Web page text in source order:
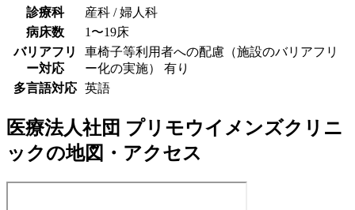
診療科
産科 / 婦人科
病床数
1〜19床
バリアフリ
ー対応
車椅子等利用者への配慮（施設のバリアフリ
ー化の実施） 有り
多言語対応 英語
医療法人社団 プリモウイメンズクリニ
ックの地図・アクセス